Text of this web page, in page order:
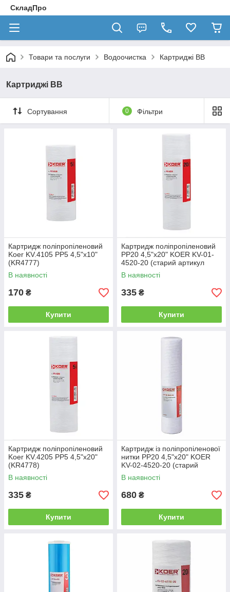
СкладПро
Товари та послуги Водоочистка Картриджі ВВ
Картриджі ВВ
Сортування 0 Фільтри
Картридж поліпропіленовий
Koer KV.4105 PP5 4,5"x10"
(KR4777)
В наявності
170 ₴
Купити
Картридж поліпропіленовий
PP20 4,5"x20" KOER KV-01-
4520-20 (старий артикул
KV.4220) (KR4779)
В наявності
335 ₴
Купити
Картридж поліпропіленовий
Koer KV.4205 PP5 4,5"x20"
(KR4778)
В наявності
335 ₴
Купити
Картридж із поліпропіленової
нитки PP20 4,5"x20" KOER
KV-02-4520-20 (старий
артикул KV.5220) (KR4780)
В наявності
680 ₴
Купити